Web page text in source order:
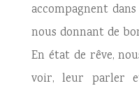
accompagnent
nous donnant de
En état de rêve,
voir, leur parler